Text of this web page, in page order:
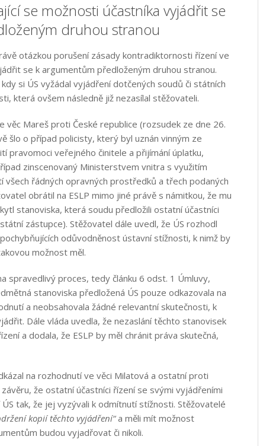
se možnosti účastníka vyjádřit se
druhou stranou
otázkou porušení zásady kontradiktornosti řízení ve
se k argumentům předloženým druhou stranou.
si ÚS vyžádal vyjádření dotčených soudů či státních
která ovšem následně již nezasílal stěžovateli.
věc Mareš proti České republice (rozsudek ze dne 26.
šlo o případ policisty, který byl uznán vinným ze
pravomoci veřejného činitele a přijímání úplatku,
zinscenovaný Ministerstvem vnitra s využitím
všech řádných opravných prostředků a třech podaných
obrátil na ESLP mimo jiné právě s námitkou, že mu
stanoviska, která soudu předložili ostatní účastníci
zástupce). Stěžovatel dále uvedl, že ÚS rozhodl
odůvodněnost ústavní stížnosti, k nimž by
možnost měl.
spravedlivý proces, tedy článku 6 odst. 1 Úmluvy,
stanoviska předložená ÚS pouze odkazovala na
a neobsahovala žádné relevantní skutečnosti, k
Dále vláda uvedla, že nezaslání těchto stanovisek
a dodala, že ESLP by měl chránit práva skutečná,
na rozhodnutí ve věci Milatová a ostatní proti
že ostatní účastníci řízení se svými vyjádřeními
tak, že jej vyzývali k odmítnutí stížnosti. Stěžovatelé
kopií těchto vyjádření“a měli mít možnost
budou vyjadřovat či nikoli.